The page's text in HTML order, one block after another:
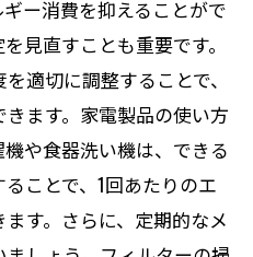
ー消費を抑えることがで
見直すことも重要です。
適切に調整することで、
ます。家電製品の使い方
や食器洗い機は、できる
ことで、1回あたりのエ
す。さらに、定期的なメ